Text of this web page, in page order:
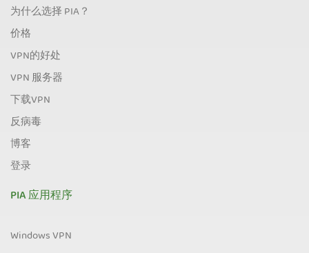
为什么选择 PIA？
价格
VPN的好处
VPN 服务器
下载VPN
反病毒
博客
登录
PIA 应用程序
Windows VPN